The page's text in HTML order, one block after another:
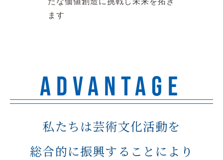
ます
ADVANTAGE
私たちは芸術文化活動を
総合的に振興することにより